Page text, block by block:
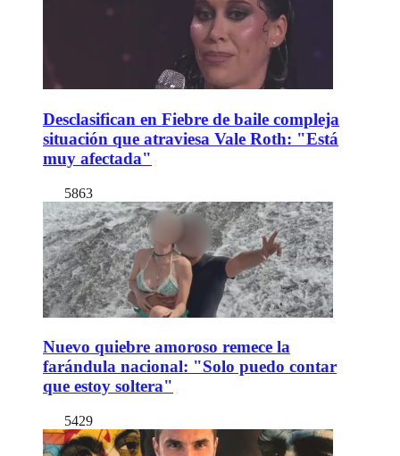
Desclasifican en Fiebre de baile compleja
situación que atraviesa Vale Roth: "Está
muy afectada"
5863
Nuevo quiebre amoroso remece la
farándula nacional: "Solo puedo contar
que estoy soltera"
5429